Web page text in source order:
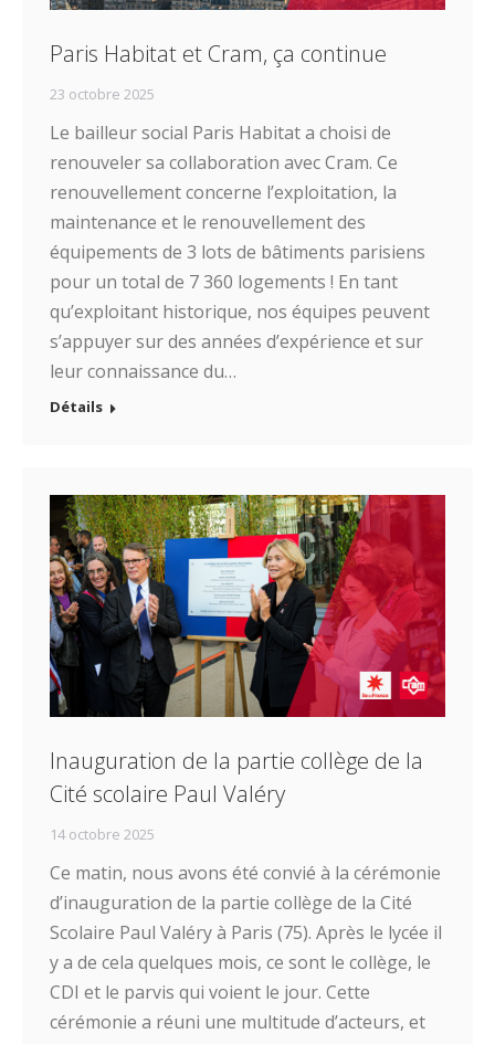
Paris Habitat et Cram, ça continue
23 octobre 2025
Le bailleur social Paris Habitat a choisi de
renouveler sa collaboration avec Cram. Ce
renouvellement concerne l’exploitation, la
maintenance et le renouvellement des
équipements de 3 lots de bâtiments parisiens
pour un total de 7 360 logements ! En tant
qu’exploitant historique, nos équipes peuvent
s’appuyer sur des années d’expérience et sur
leur connaissance du…
Détails
Inauguration de la partie collège de la
Cité scolaire Paul Valéry
14 octobre 2025
Ce matin, nous avons été convié à la cérémonie
d’inauguration de la partie collège de la Cité
Scolaire Paul Valéry à Paris (75). Après le lycée il
y a de cela quelques mois, ce sont le collège, le
CDI et le parvis qui voient le jour. Cette
cérémonie a réuni une multitude d’acteurs, et